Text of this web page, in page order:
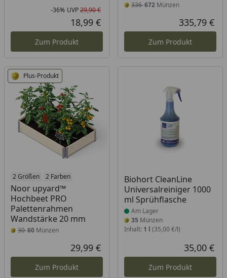
Rabatt in Prozent
-36%
Ursprünglicher Preis
UVP29,90 €
Aktueller Preis
18,99 €
Zum Produkt
336672Münzen
335,79 €
Zum Produkt
Plus-Produkt
2 Größen 2 Farben
Noor upyard™
Hochbeet PRO
Palettenrahmen
Wandstärke 20 mm
3060 Münzen
Aktueller Preis
29,99 €
Zum Produkt
Biohort CleanLine
Universalreiniger 1000
ml Sprühflasche
Produkt am Lager
Am Lager
35 Münzen
Inhalt: 1 l (35,00 €/l)
35,00 €
Zum Produkt